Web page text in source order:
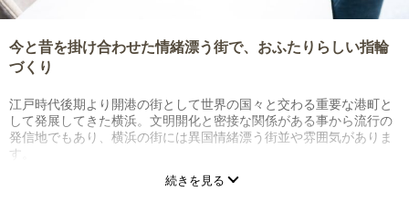
今と昔を掛け合わせた情緒漂う街で、おふたりらしい指輪
づくり
江戸時代後期より開港の街として世界の国々と交わる重要な港町と
して発展してきた横浜。文明開化と密接な関係がある事から流行の
発信地でもあり、横浜の街には異国情緒漂う街並や雰囲気がありま
す。
横浜中華街には、国内・海外問わず毎年多くの観光客が訪れ、歴史
続きを見る